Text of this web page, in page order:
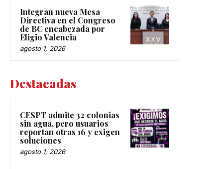
Integran nueva Mesa
Directiva en el Congreso
de BC encabezada por
Eligio Valencia
agosto 1, 2026
Destacadas
CESPT admite 32 colonias
sin agua, pero usuarios
reportan otras 16 y exigen
soluciones
agosto 1, 2026